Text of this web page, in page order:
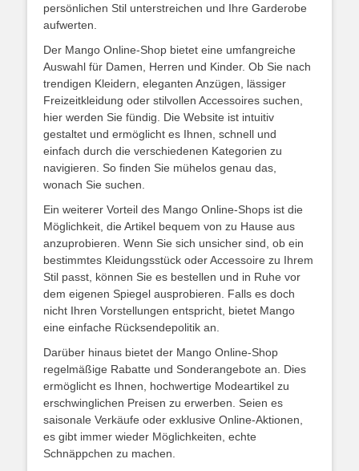
persönlichen Stil unterstreichen und Ihre Garderobe
aufwerten.
Der Mango Online-Shop bietet eine umfangreiche
Auswahl für Damen, Herren und Kinder. Ob Sie nach
trendigen Kleidern, eleganten Anzügen, lässiger
Freizeitkleidung oder stilvollen Accessoires suchen,
hier werden Sie fündig. Die Website ist intuitiv
gestaltet und ermöglicht es Ihnen, schnell und
einfach durch die verschiedenen Kategorien zu
navigieren. So finden Sie mühelos genau das,
wonach Sie suchen.
Ein weiterer Vorteil des Mango Online-Shops ist die
Möglichkeit, die Artikel bequem von zu Hause aus
anzuprobieren. Wenn Sie sich unsicher sind, ob ein
bestimmtes Kleidungsstück oder Accessoire zu Ihrem
Stil passt, können Sie es bestellen und in Ruhe vor
dem eigenen Spiegel ausprobieren. Falls es doch
nicht Ihren Vorstellungen entspricht, bietet Mango
eine einfache Rücksendepolitik an.
Darüber hinaus bietet der Mango Online-Shop
regelmäßige Rabatte und Sonderangebote an. Dies
ermöglicht es Ihnen, hochwertige Modeartikel zu
erschwinglichen Preisen zu erwerben. Seien es
saisonale Verkäufe oder exklusive Online-Aktionen,
es gibt immer wieder Möglichkeiten, echte
Schnäppchen zu machen.